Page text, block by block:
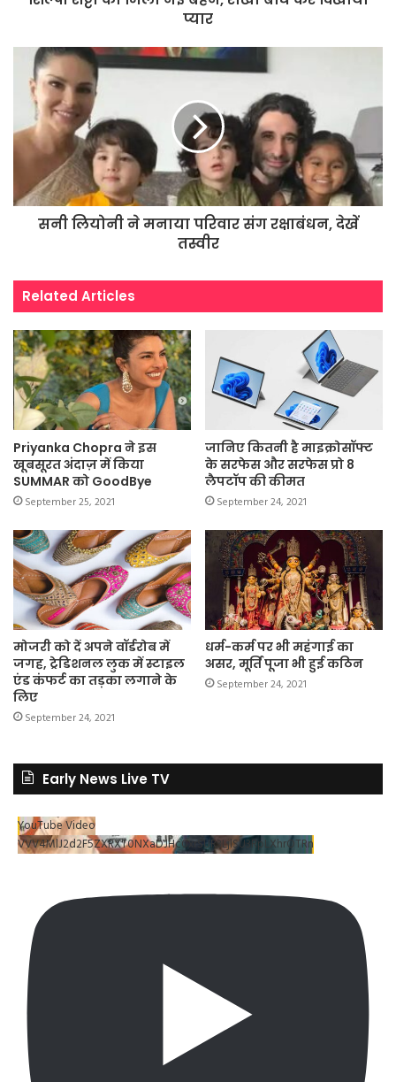
प्यार
सनी लियोनी ने मनाया परिवार संग रक्षाबंधन, देखें
तस्वीर
Related Articles
Priyanka Chopra ने इस
खूबसूरत अंदाज़ में किया
SUMMAR को GoodBye
September 25, 2021
जानिए कितनी है माइक्रोसॉफ्ट
के सरफेस और सरफेस प्रो 8
लैपटॉप की कीमत
September 24, 2021
मोजरी को दें अपने वॉर्डरोब में
जगह, ट्रेडिशनल लुक में स्टाइल
एंड कंफर्ट का तड़का लगाने के
लिए
September 24, 2021
धर्म-कर्म पर भी महंगाई का
असर, मूर्ति पूजा भी हुई कठिन
September 24, 2021
Early News Live TV
YouTube Video
VVV4MlJ2d2F5ZXRXT0NXaDJHc0xrSUR3LjlSU3RpLXhrOTRn